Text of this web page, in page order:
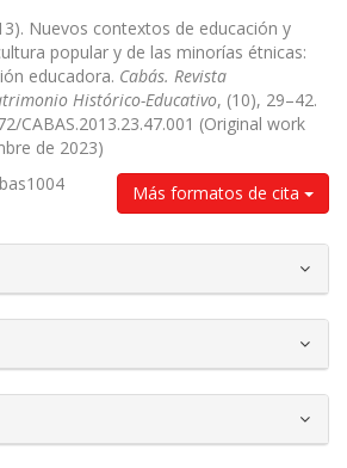
Nuevos contextos de educación y
popular y de las minorías étnicas:
educadora. Cabás. Revista
Histórico-Educativo, (10), 29–42.
CABAS.2013.23.47.001 (Original work
de 2023)
Más formatos de cita